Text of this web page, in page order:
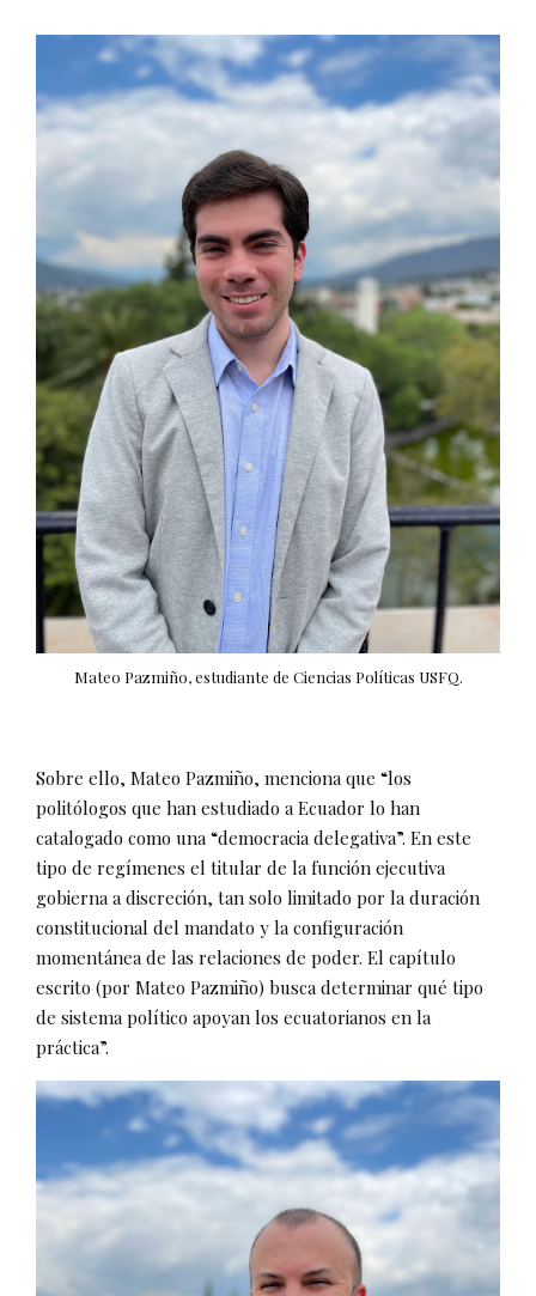
Mateo Pazmiño, estudiante de Ciencias Políticas USFQ.
Sobre ello, Mateo Pazmiño, menciona que “los
politólogos que han estudiado a Ecuador lo han
catalogado como una “democracia delegativa”. En este
tipo de regímenes el titular de la función ejecutiva
gobierna a discreción, tan solo limitado por la duración
constitucional del mandato y la configuración
momentánea de las relaciones de poder. El capítulo
escrito (por Mateo Pazmiño) busca determinar qué tipo
de sistema político apoyan los ecuatorianos en la
práctica”.